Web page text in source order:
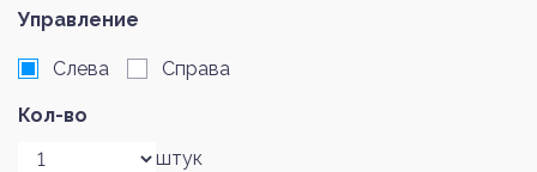
Управление
Слева Справа
Кол-во
штук